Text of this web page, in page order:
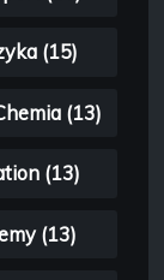
(15)
(13)
(13)
(13)